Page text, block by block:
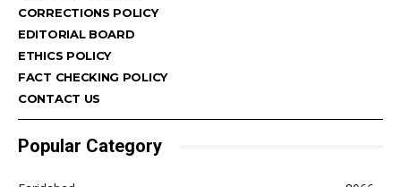
CORRECTIONS POLICY
EDITORIAL BOARD
ETHICS POLICY
FACT CHECKING POLICY
CONTACT US
Popular Category